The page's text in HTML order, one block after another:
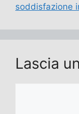
soddisfazione
Lascia